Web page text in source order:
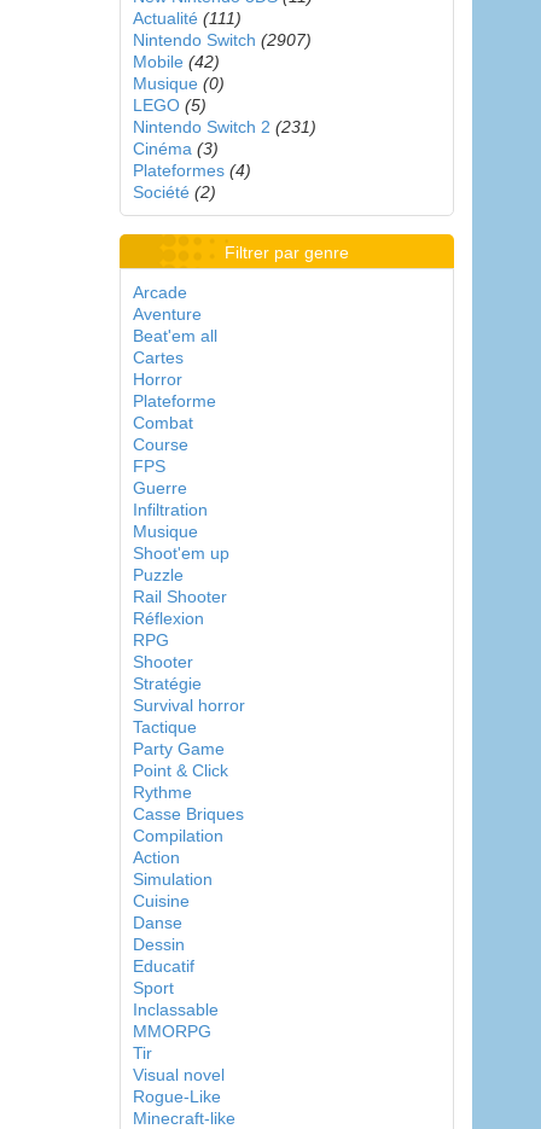
Actualité (111)
Nintendo Switch (2907)
Mobile (42)
Musique (0)
LEGO (5)
Nintendo Switch 2 (231)
Cinéma (3)
Plateformes (4)
Société (2)
Filtrer par genre
Arcade
Aventure
Beat'em all
Cartes
Horror
Plateforme
Combat
Course
FPS
Guerre
Infiltration
Musique
Shoot'em up
Puzzle
Rail Shooter
Réflexion
RPG
Shooter
Stratégie
Survival horror
Tactique
Party Game
Point & Click
Rythme
Casse Briques
Compilation
Action
Simulation
Cuisine
Danse
Dessin
Educatif
Sport
Inclassable
MMORPG
Tir
Visual novel
Rogue-Like
Minecraft-like